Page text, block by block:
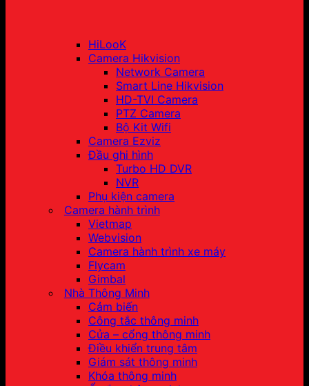
HiLooK
Camera Hikvision
Network Camera
Smart Line Hikvision
HD-TVI Camera
PTZ Camera
Bộ Kit Wifi
Camera Ezviz
Đầu ghi hình
Turbo HD DVR
NVR
Phụ kiện camera
Camera hành trình
Vietmap
Webvision
Camera hành trình xe máy
Flycam
Gimbal
Nhà Thông Minh
Cảm biến
Công tắc thông minh
Cửa – cổng thông minh
Điều khiển trung tâm
Giám sát thông minh
Khóa thông minh